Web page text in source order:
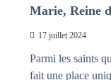
Marie, Reine
17 juillet 2024
Parmi les saints
fait une place